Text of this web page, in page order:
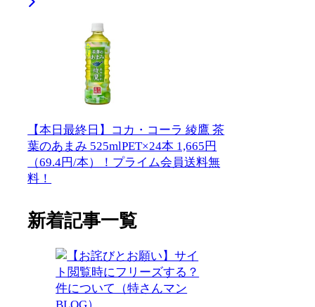
【本日最終日】コカ・コーラ 綾鷹 茶
葉のあまみ 525mlPET×24本 1,665円
（69.4円/本）！プライム会員送料無
料！
新着記事一覧